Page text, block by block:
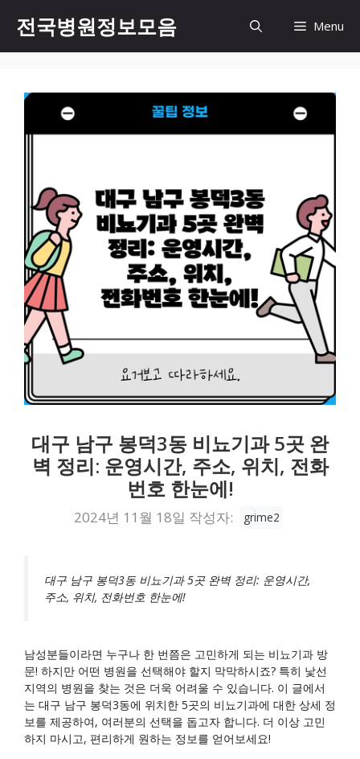
츠
전국병원정보모음 Menu
대구 남구 봉덕3동 비뇨기과 5곳 완
벽 정리: 운영시간, 주소, 위치, 전화
번호 한눈에!
2024년 11월 18일 작성자: grime2
대구 남구 봉덕3동 비뇨기과 5곳 완벽 정리: 운영시간,
주소, 위치, 전화번호 한눈에!
남성분들이라면 누구나 한 번쯤은 고민하게 되는 비뇨기과 방
문! 하지만 어떤 병원을 선택해야 할지 막막하시죠? 특히 낯선
지역의 병원을 찾는 것은 더욱 어려울 수 있습니다. 이 글에서
는 대구 남구 봉덕3동에 위치한 5곳의 비뇨기과에 대한 상세 정
보를 제공하여, 여러분의 선택을 돕고자 합니다. 더 이상 고민
하지 마시고, 편리하게 원하는 정보를 얻어보세요!